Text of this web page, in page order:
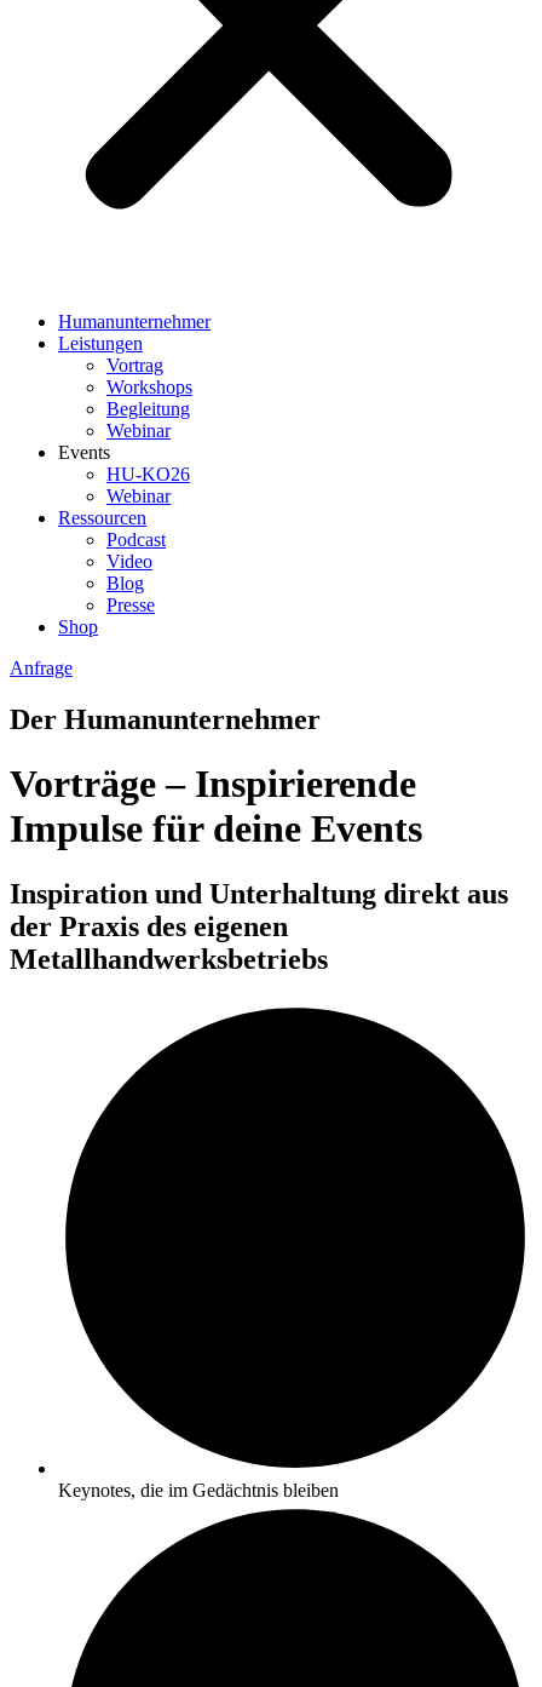
Humanunternehmer
Leistungen
Vortrag
Workshops
Begleitung
Webinar
Events
HU-KO26
Webinar
Ressourcen
Podcast
Video
Blog
Presse
Shop
Anfrage
Der Humanunternehmer
Vorträge – Inspirierende
Impulse für deine Events
Inspiration und Unterhaltung direkt aus
der Praxis des eigenen
Metallhandwerksbetriebs
Keynotes, die im Gedächtnis bleiben